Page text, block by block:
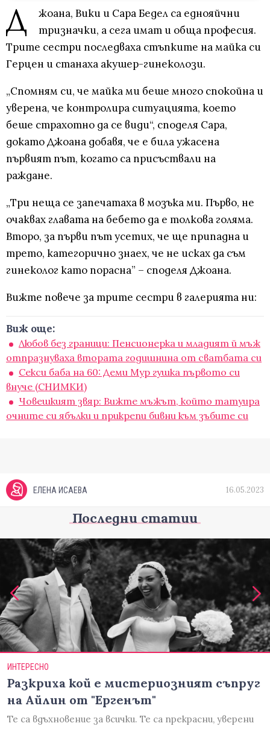
Д
жоана, Вики и Сара Бедел са еднояйчни
тризначки, а сега имат и обща професия.
Трите сестри последваха стъпките на майка си
Герцен и станаха акушер-гинеколози.
„Спомням си, че майка ми беше много спокойна и
уверена, че контролира ситуацията, което
беше страхотно да се види“, споделя Сара,
докато Джоана добавя, че е била ужасена
първият път, когато са присъствали на
раждане.
„Три неща се запечатаха в мозъка ми. Първо, не
очаквах главата на бебето да е толкова голяма.
Второ, за първи път усетих, че ще припадна и
трето, категорично знаех, че не исках да съм
гинеколог като порасна” – споделя Джоана.
Вижте повече за трите сестри в галерията ни:
Виж още:
Любов без граници: Пенсионерка и младият й мъж
отпразнуваха втората годишнина от сватбата си
Секси баба на 60: Деми Mур гушка първото си
внуче (СНИМКИ)
Човешкият звяр: Вижте мъжът, който татуира
очните си ябълки и прикрепи бивни към зъбите си
ЕЛЕНА ИСАЕВА 16.05.2023
Последни статии
ИНТЕРЕСНО
Разкриха кой е мистериозният съпруг
на Айлин от "Ергенът"
Те са вдъхновение за всички. Те са прекрасни, уверени